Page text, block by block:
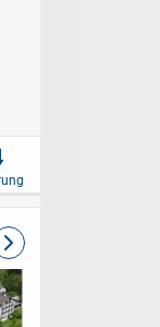
Rotation beenden
weiterblättern